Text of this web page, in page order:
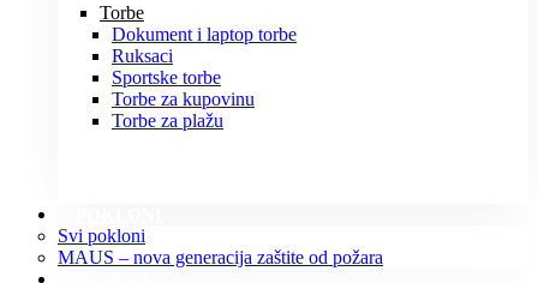
Torbe
Dokument i laptop torbe
Ruksaci
Sportske torbe
Torbe za kupovinu
Torbe za plažu
Svi pokloni
MAUS – nova generacija zaštite od požara